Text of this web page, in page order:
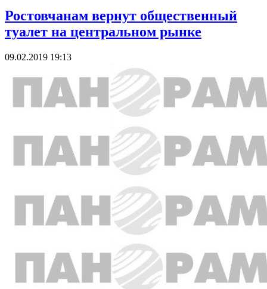
Ростовчанам вернут общественный
туалет на центральном рынке
09.02.2019 19:13